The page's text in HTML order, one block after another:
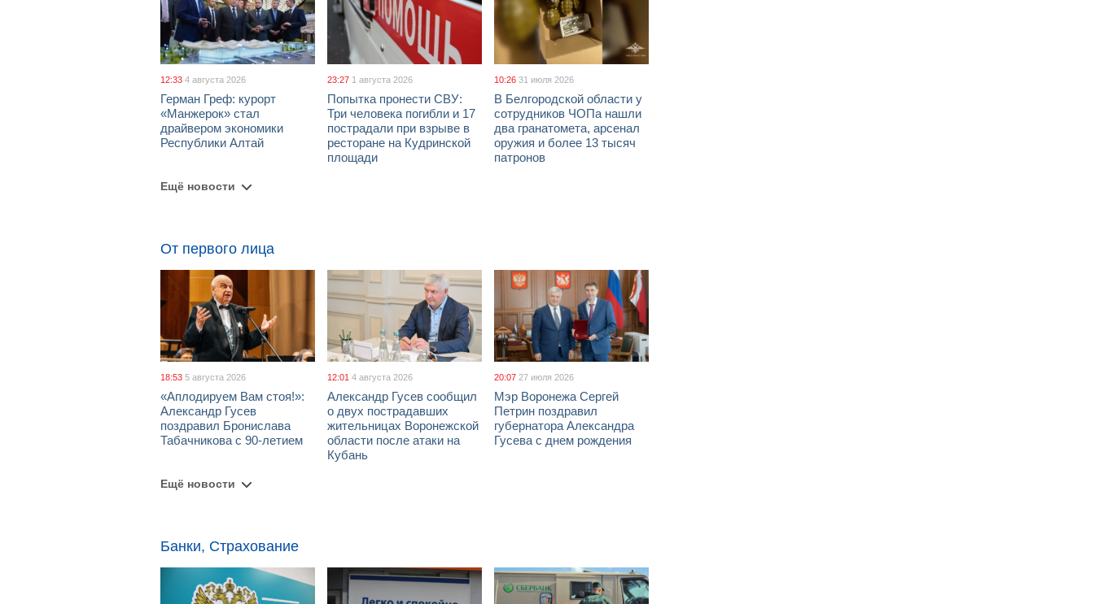
12:33 4 августа 2026
Герман Греф: курорт
«Манжерок» стал
драйвером экономики
Республики Алтай
23:27 1 августа 2026
Попытка пронести СВУ:
Три человека погибли и 17
пострадали при взрыве в
ресторане на Кудринской
площади
10:26 31 июля 2026
В Белгородской области у
сотрудников ЧОПа нашли
два гранатомета, арсенал
оружия и более 13 тысяч
патронов
Ещё новости
От первого лица
18:53 5 августа 2026
«Аплодируем Вам стоя!»:
Александр Гусев
поздравил Бронислава
Табачникова с 90-летием
12:01 4 августа 2026
Александр Гусев сообщил
о двух пострадавших
жительницах Воронежской
области после атаки на
Кубань
20:07 27 июля 2026
Мэр Воронежа Сергей
Петрин поздравил
губернатора Александра
Гусева с днем рождения
Ещё новости
Банки, Страхование